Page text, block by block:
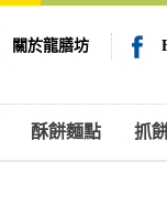
關於龍膳坊
酥餅麵點 抓